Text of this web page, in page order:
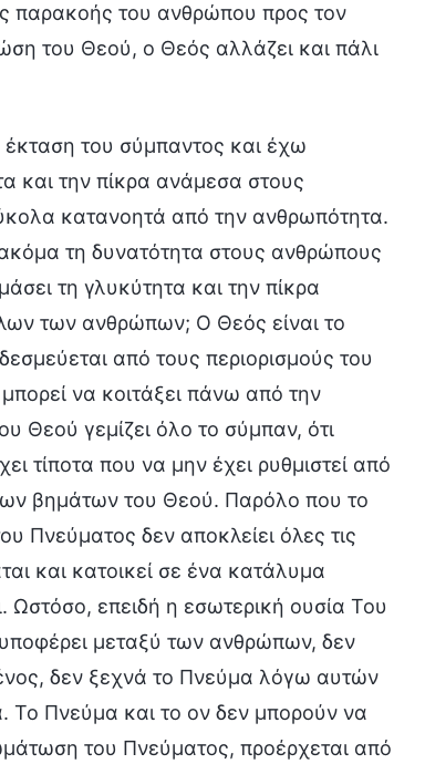
παρακοής του ανθρώπου προς τον
του Θεού, ο Θεός αλλάζει και πάλι
του σύμπαντος και έχω
και την πίκρα ανάμεσα στους
κατανοητά από την ανθρωπότητα.
τη δυνατότητα στους ανθρώπους
τη γλυκύτητα και την πίκρα
των ανθρώπων; Ο Θεός είναι το
από τους περιορισμούς του
να κοιτάξει πάνω από την
Θεού γεμίζει όλο το σύμπαν, ότι
τίποτα που να μην έχει ρυθμιστεί από
βημάτων του Θεού. Παρόλο που το
Πνεύματος δεν αποκλείει όλες τις
και κατοικεί σε ένα κατάλυμα
Ωστόσο, επειδή η εσωτερική ουσία Του
μεταξύ των ανθρώπων, δεν
δεν ξεχνά το Πνεύμα λόγω αυτών
Το Πνεύμα και το ον δεν μπορούν να
του Πνεύματος, προέρχεται από